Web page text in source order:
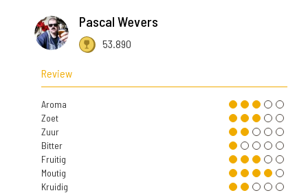
Pascal Wevers
53.890
Review
Aroma
Zoet
Zuur
Bitter
Fruitig
Moutig
Kruidig